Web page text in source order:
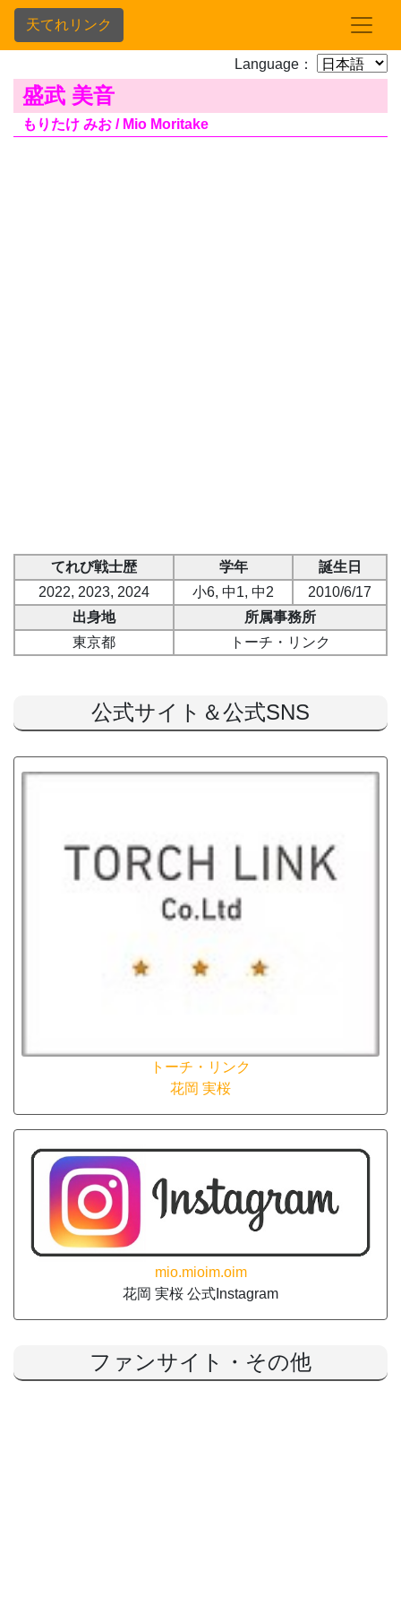
天てれリンク
Language：
盛武 美音
もりたけ みお / Mio Moritake
てれび戦士歴 学年
誕生日
2022, 2023, 2024
小6, 中1, 中2
2010/6/17
出身地
所属事務所
東京都
トーチ・リンク
公式サイト＆公式SNS
トーチ・リンク
花岡 実桜
mio.mioim.oim
花岡 実桜 公式Instagram
ファンサイト・その他